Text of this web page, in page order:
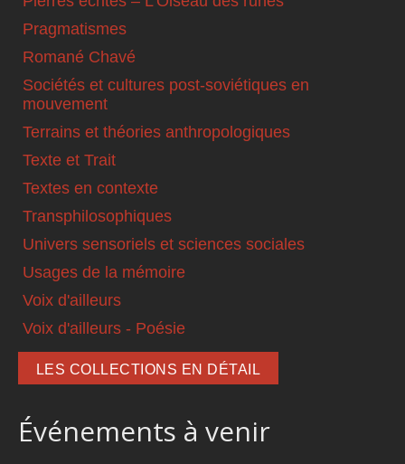
Pragmatismes
Romané Chavé
Sociétés et cultures post-soviétiques en
mouvement
Terrains et théories anthropologiques
Texte et Trait
Textes en contexte
Transphilosophiques
Univers sensoriels et sciences sociales
Usages de la mémoire
Voix d'ailleurs
Voix d'ailleurs - Poésie
LES COLLECTIONS EN DÉTAIL
Événements à venir